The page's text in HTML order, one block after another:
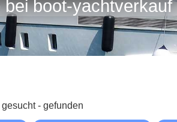
bei boot-yachtverkauf
gesucht - gefunden